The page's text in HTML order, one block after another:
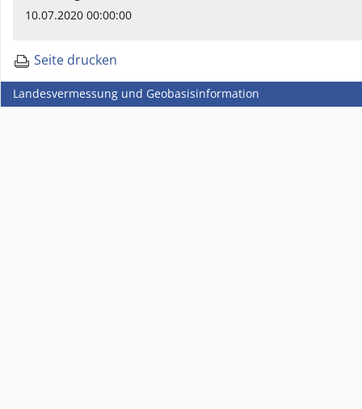
10.07.2020 00:00:00
Seite drucken
Landesvermessung und Geobasisinformation